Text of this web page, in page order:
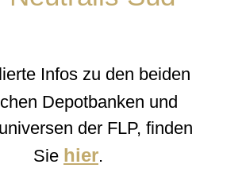
Infos zu den beiden
Depotbanken und
der FLP, finden
Sie hier.